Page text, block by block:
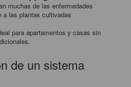
muchas de las enfermedades
a las plantas cultivadas
para apartamentos y casas sin
de un sistema